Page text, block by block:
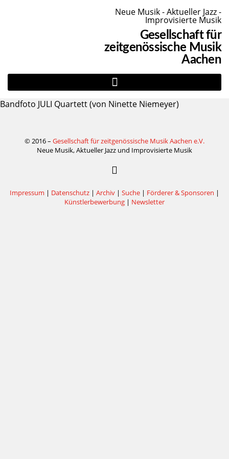
Neue Musik - Aktueller Jazz -
Improvisierte Musik
Gesellschaft für
zeitgenössische Musik
Aachen
Bandfoto JULI Quartett (von Ninette Niemeyer)
© 2016 – Gesellschaft für zeitgenössische Musik Aachen e.V.
Neue Musik, Aktueller Jazz und Improvisierte Musik
Impressum | Datenschutz | Archiv | Suche | Förderer & Sponsoren |
Künstlerbewerbung | Newsletter